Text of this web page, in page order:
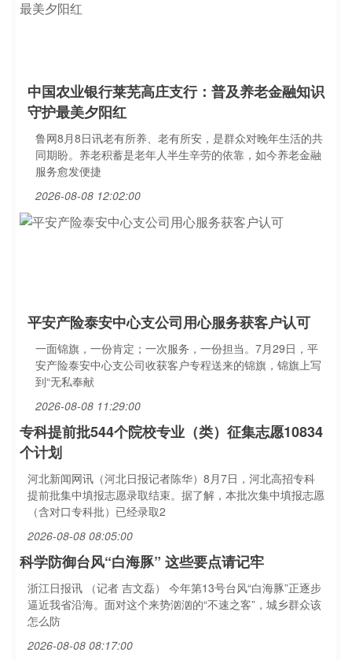
中国农业银行莱芜高庄支行：普及养老金融知识
守护最美夕阳红
鲁网8月8日讯老有所养、老有所安，是群众对晚年生活的共
同期盼。养老积蓄是老年人半生辛劳的依靠，如今养老金融
服务愈发便捷
2026-08-08 12:02:00
平安产险泰安中心支公司用心服务获客户认可
一面锦旗，一份肯定；一次服务，一份担当。7月29日，平
安产险泰安中心支公司收获客户专程送来的锦旗，锦旗上写
到“无私奉献
2026-08-08 11:29:00
专科提前批544个院校专业（类）征集志愿10834
个计划
河北新闻网讯（河北日报记者陈华）8月7日，河北高招专科
提前批集中填报志愿录取结束。据了解，本批次集中填报志愿
（含对口专科批）已经录取2
2026-08-08 08:05:00
科学防御台风“白海豚” 这些要点请记牢
浙江日报讯 （记者 吉文磊） 今年第13号台风“白海豚”正逐步
逼近我省沿海。面对这个来势汹汹的“不速之客”，城乡群众该
怎么防
2026-08-08 08:17:00